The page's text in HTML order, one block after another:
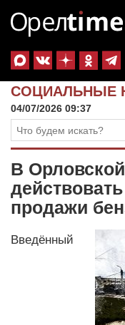
СОЦИАЛЬНЫЕ
04/07/2026 09:37
В
продажи
Введённый